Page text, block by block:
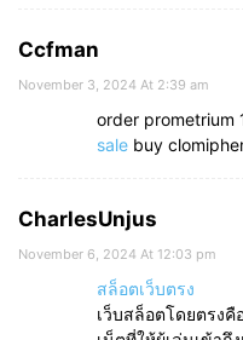
Ccfman
November 3, 2024 At 2:39 am
order prometrium
sale buy
CharlesUnjus
November 6, 2024 At 12:03 pm
สล็อตเว็บตรง
เว็บสล็อตโดยตรง